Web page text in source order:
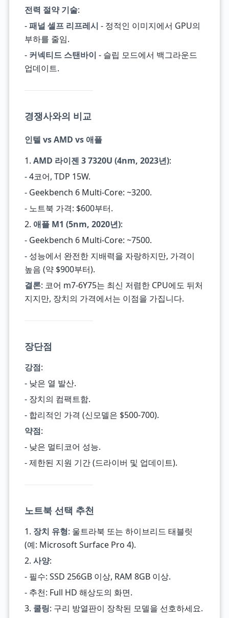
전력 절약 기술:
-패널 셀프 리프레시 - 정적인 이미지에서 GPU의
부하를 줄임.
- 커넥티드 스탠바이 - 슬립 모드에서 백그라운드
업데이트.
경쟁사와의 비교
인텔 vs AMD vs 애플
1. AMD 라이젠 3 7320U (4nm, 2023년):
- 4코어, TDP 15W.
- Geekbench 6 Multi-Core: ~3200.
- 노트북 가격: $600부터.
2. 애플 M1 (5nm, 2020년):
- Geekbench 6 Multi-Core: ~7500.
- 성능에서 완전한 지배력을 자랑하지만, 가격이
높음 (약 $900부터).
결론: 코어 m7-6Y75는 최신 저렴한 CPU에도 뒤처
지지만, 장치의 가격에서는 이점을 가집니다.
장단점
강점:
- 낮은 열 발산.
- 장치의 컴팩트함.
- 합리적인 가격 (신모델은 $500-700).
약점:
- 낮은 멀티코어 성능.
- 제한된 지원 기간 (드라이버 및 업데이트).
노트북 선택 추천
1. 장치 유형: 울트라북 또는 하이브리드 태블릿
(예: Microsoft Surface Pro 4).
2. 사양:
- 필수: SSD 256GB 이상, RAM 8GB 이상.
- 추천: Full HD 해상도의 화면.
3. 쿨링: 구리 방열판이 장착된 모델을 선호하세요.